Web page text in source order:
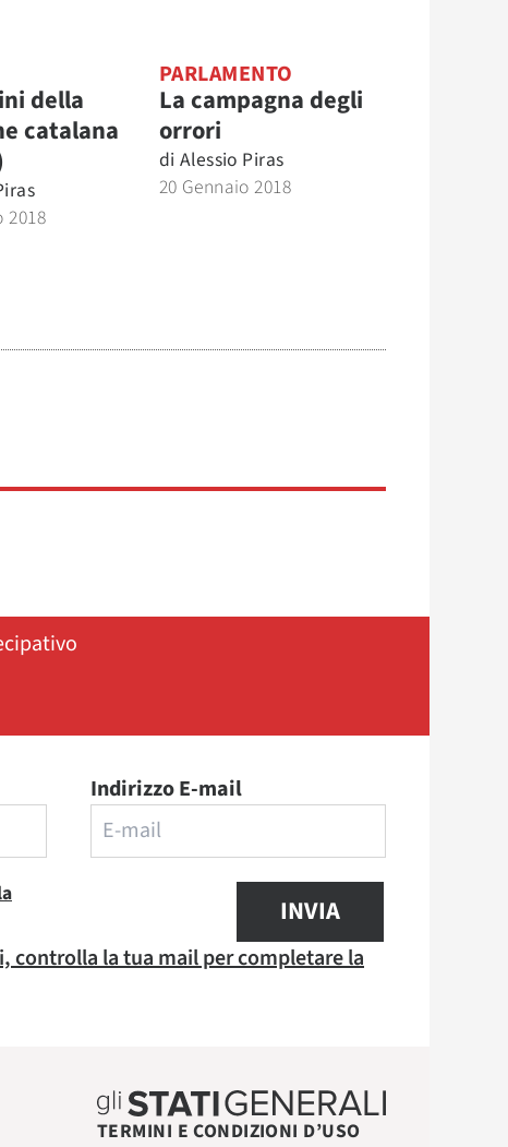
della
catalana
2018
PARLAMENTO
La campagna degli
orrori
di Alessio Piras
20 Gennaio 2018
Indirizzo E-mail
INVIA
controlla la tua mail per completare la
TERMINI E CONDIZIONI D’USO